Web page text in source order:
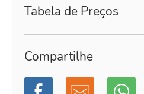
Tabela de Preços
Compartilhe